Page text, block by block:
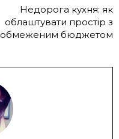
Недорога кухня: як
облаштувати простір з
обмеженим бюджетом